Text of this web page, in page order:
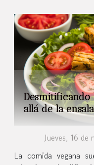
Desmitificando
allá de la
Jueves, 16 de
La comida vegana